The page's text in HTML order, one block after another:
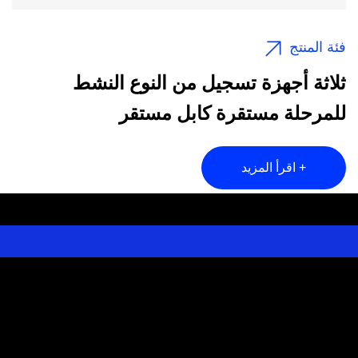
فئة المنتج
ثلاثة آلة تسجيل النشاط النشط لكابل
بيانات الطاقة الجديدة
اقرأ المزيد +